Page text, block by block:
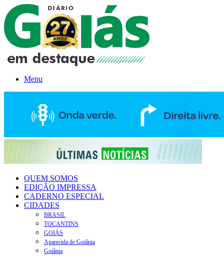
Menu
QUEM SOMOS
EDIÇÃO IMPRESSA
CADERNO ESPECIAL
CIDADES
BRASIL
TOCANTINS
GOIÁS
Aparecida de Goiânia
Goiânia